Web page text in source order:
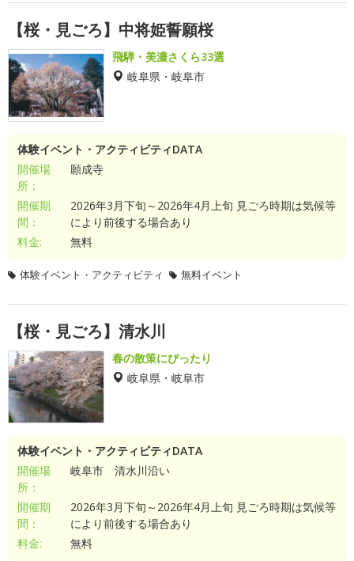
【桜・見ごろ】中将姫誓願桜
飛騨・美濃さくら33選
岐阜県・岐阜市
体験イベント・アクティビティDATA
開催場
所：
願成寺
開催期
間：
2026年3月下旬～2026年4月上旬 見ごろ時期は気候等
により前後する場合あり
料金:
無料
体験イベント・アクティビティ 無料イベント
【桜・見ごろ】清水川
春の散策にぴったり
岐阜県・岐阜市
体験イベント・アクティビティDATA
開催場
所：
岐阜市 清水川沿い
開催期
間：
2026年3月下旬～2026年4月上旬 見ごろ時期は気候等
により前後する場合あり
料金:
無料